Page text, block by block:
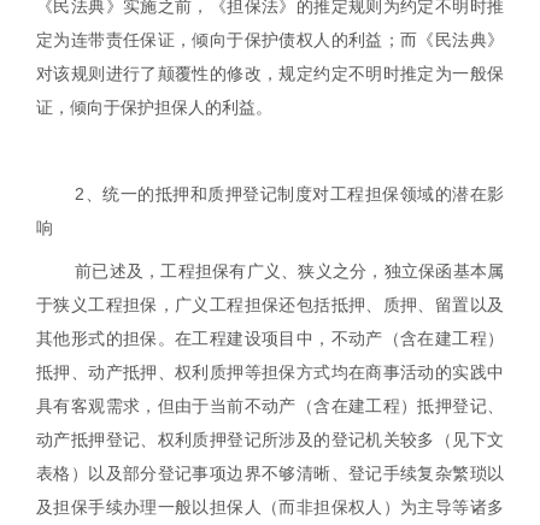
《民法典》实施之前，《担保法》的推定规则为约定不明时推
定为连带责任保证，倾向于保护债权人的利益；而《民法典》
对该规则进行了颠覆性的修改，规定约定不明时推定为一般保
证，倾向于保护担保人的利益。
2 、统一的抵押和质押登记制度对工程担保领域的潜在影
响
前已述及，工程担保有广义、狭义之分，独立保函基本属
于狭义工程担保，广义工程担保还包括抵押、质押、留置以及
其他形式的担保。在工程建设项目中，不动产（含在建工程）
抵押、动产抵押、权利质押等担保方式均在商事活动的实践中
具有客观需求，但由于当前不动产（含在建工程）抵押登记、
动产抵押登记、权利质押登记所涉及的登记机关较多（见下文
表格）以及部分登记事项边界不够清晰、登记手续复杂繁琐以
及担保手续办理一般以担保人（而非担保权人）为主导等诸多